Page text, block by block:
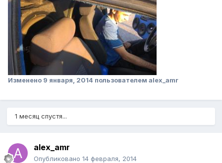
Изменено 9 января, 2014 пользователем alex_amr
1 месяц спустя...
alex_amr
Опубликовано 14 февраля, 2014